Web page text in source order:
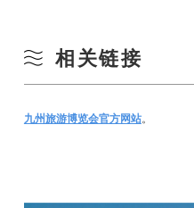
相关链接
九州旅游博览会官方网站。